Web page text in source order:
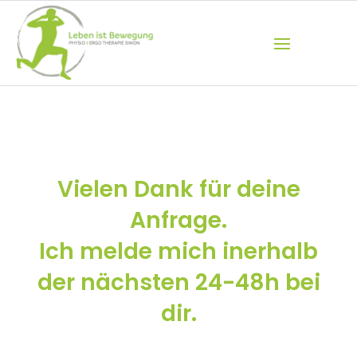
Vielen Dank für deine
Anfrage.
Ich melde mich inerhalb
der nächsten 24-48h bei
dir.